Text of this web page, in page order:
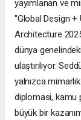
yayımlanan ve
"Global Design +
Architecture
dünya
ulaştırılıyor.
yalnızca
diplomasi, kamu
büyük bir